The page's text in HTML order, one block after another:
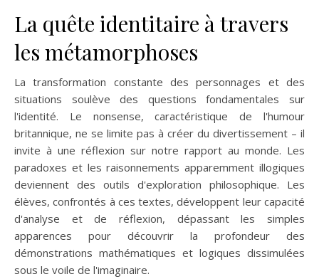
La quête identitaire à travers
les métamorphoses
La transformation constante des personnages et des
situations soulève des questions fondamentales sur
l'identité. Le nonsense, caractéristique de l'humour
britannique, ne se limite pas à créer du divertissement – il
invite à une réflexion sur notre rapport au monde. Les
paradoxes et les raisonnements apparemment illogiques
deviennent des outils d'exploration philosophique. Les
élèves, confrontés à ces textes, développent leur capacité
d'analyse et de réflexion, dépassant les simples
apparences pour découvrir la profondeur des
démonstrations mathématiques et logiques dissimulées
sous le voile de l'imaginaire.